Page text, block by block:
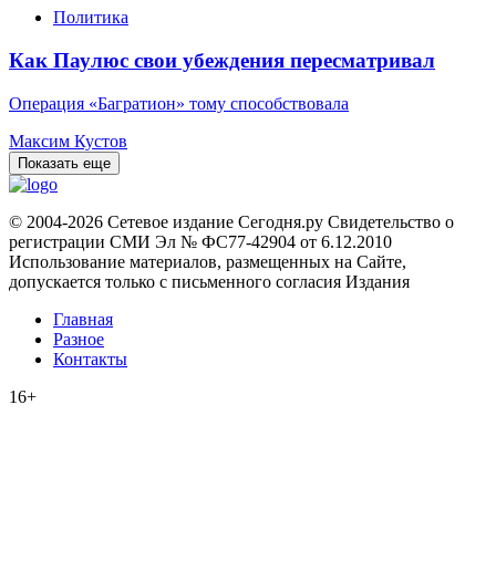
Политика
Как Паулюс свои убеждения пересматривал
Операция «Багратион» тому способствовала
Максим Кустов
Показать еще
© 2004-2026 Сетевое издание Сегодня.ру Свидетельство о
регистрации СМИ Эл № ФС77-42904 от 6.12.2010
Использование материалов, размещенных на Сайте,
допускается только с письменного согласия Издания
Главная
Разное
Контакты
16+